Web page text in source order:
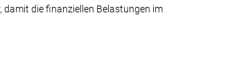
damit die finanziellen Belastungen im